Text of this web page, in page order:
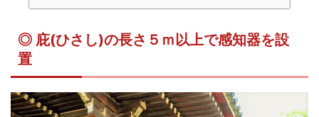
◎ 庇(ひさし)の長さ５ｍ以上で感知器を設
置